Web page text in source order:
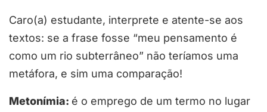
Caro(a) estudante, interprete e atente-se aos
textos: se a frase fosse “meu pensamento é
como um rio subterrâneo” não teríamos uma
metáfora, e sim uma comparação!
Metonímia: é o emprego de um termo no lugar